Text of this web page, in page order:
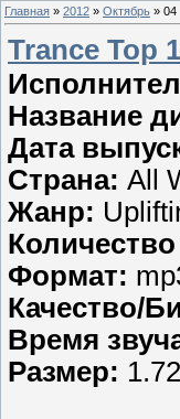
Главная » 2012 » Октябрь » 04
Trance Top
Название
Дата
Страна: All
Жанр:
Формат:
Качество/
Время
Размер: